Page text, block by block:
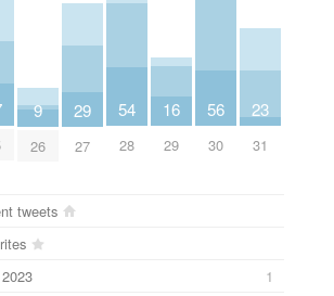
9
26
29
27
54
28
16
29
56
30
23
31
tweets
1